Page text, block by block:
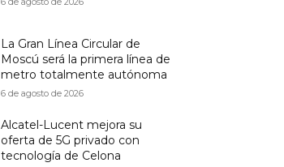
La Gran Línea Circular de
Moscú será la primera línea de
metro totalmente autónoma
6 de agosto de 2026
Alcatel-Lucent mejora su
oferta de 5G privado con
tecnología de Celona